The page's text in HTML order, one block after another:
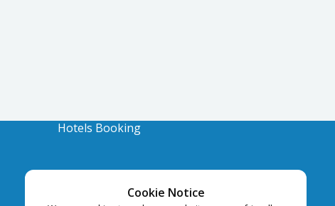
Cookie Notice
Hotels Booking